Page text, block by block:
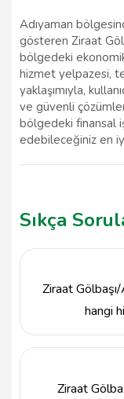
Adıyaman
gösteren Ziraat
bölgedeki
hizmet yelpazesi,
yaklaşımıyla,
ve güvenli
bölgedeki finansal
edebileceğiniz en
Sıkça
Ziraat
hangi
sunmaktadır.
Ziraat